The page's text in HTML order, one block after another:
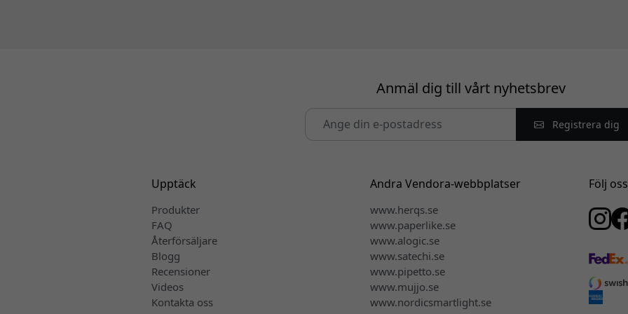
Anmäl dig till vårt nyhetsbrev
Registrera dig
Upptäck
Produkter
FAQ
Återförsäljare
Blogg
Recensioner
Videos
Kontakta oss
Andra Vendora-webbplatser
www.herqs.se
www.paperlike.se
www.alogic.se
www.satechi.se
www.pipetto.se
www.mujjo.se
www.nordicsmartlight.se
Följ